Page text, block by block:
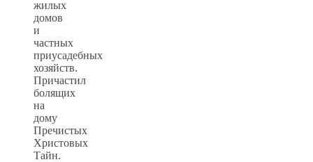
жилых
домов
и
частных
приусадебных
хозяйств.
Причастил
болящих
на
дому
Пречистых
Христовых
Тайн.